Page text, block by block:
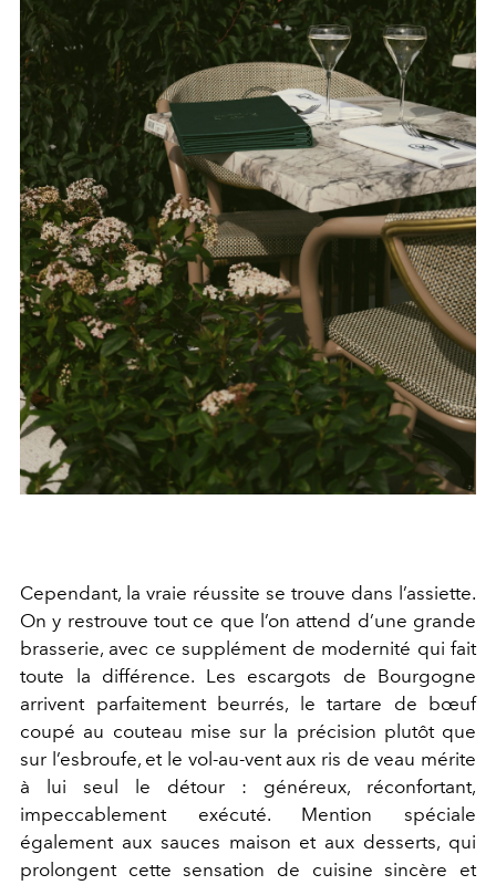
Cependant, la vraie réussite se trouve dans l’assiette.
On y restrouve tout ce que l’on attend d’une grande
brasserie, avec ce supplément de modernité qui fait
toute la différence. Les escargots de Bourgogne
arrivent parfaitement beurrés, le tartare de bœuf
coupé au couteau mise sur la précision plutôt que
sur l’esbroufe, et le vol-au-vent aux ris de veau mérite
à lui seul le détour : généreux, réconfortant,
impeccablement exécuté. Mention spéciale
également aux sauces maison et aux desserts, qui
prolongent cette sensation de cuisine sincère et